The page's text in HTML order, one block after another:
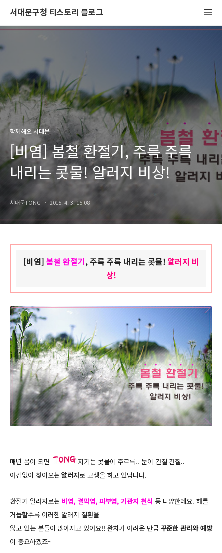
서대문구청 티스토리 블로그
함께해요 서대문
[비염] 봄철 환절기, 주륵 주륵
내리는 콧물! 알러지 비상!
서대문TONG 2015. 4. 3. 15:08
[비염] 봄철 환절기, 주륵 주륵 내리는 콧물! 알러지 비
상!
매년 봄이 되면
지기는 콧물이 주르륵.. 눈이 간질 간질..
어김없이 찾아오는 알러지로 고생을 하고 있답니다.
환절기 알러지로는 비염, 결막염, 피부염, 기관지 천식 등 다양한데요. 해를
거듭할수록 이러한 알러지 질환을
앓고 있는 분들이 많아지고 있어요!! 완치가 어려운 만큼 꾸준한 관리와 예방
이 중요하겠죠~